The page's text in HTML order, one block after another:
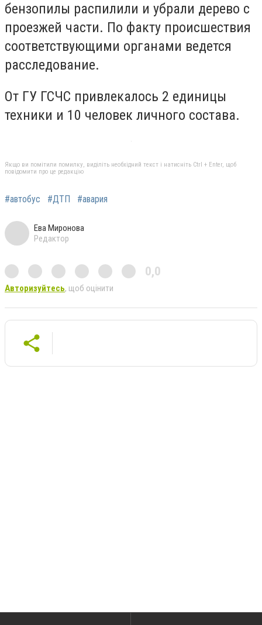
бензопилы распилили и убрали дерево с
проезжей части. По факту происшествия
соответствующими органами ведется
расследование.
От ГУ ГСЧС привлекалось 2 единицы
техники и 10 человек личного состава.
Якщо ви помітили помилку, виділіть необхідний текст і натисніть Ctrl + Enter, щоб
повідомити про це редакцію
#автобус #ДТП #авария
Ева Миронова
Редактор
0,0
Авторизуйтесь, щоб оцінити